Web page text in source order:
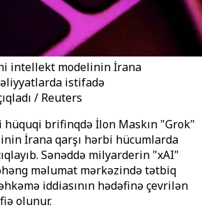
intellekt modelinin İrana
istifadə
/ Reuters
hüquqi brifinqdə İlon Maskın "Grok"
İrana qarşı hərbi hücumlarda
Sənəddə milyarderin "xAI"
məlumat mərkəzində tətbiq
iddiasının hədəfinə çevrilən
olunur.